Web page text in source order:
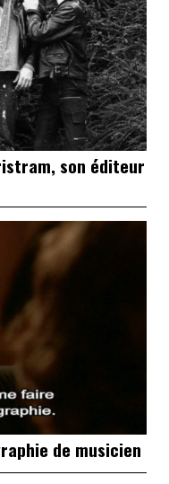
son éditeur
de musicien